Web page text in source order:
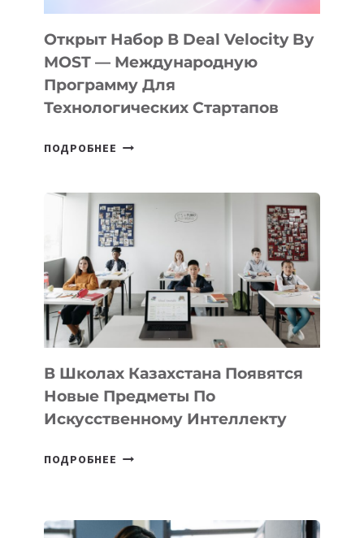
ПОДРОСТКАМ
БИЛЕТ
В
ПРЕДПРИНИМАТЕЛЬСТВО
Открыт Набор В Deal Velocity By
MOST — Международную
Программу Для
Технологических Стартапов
ПОДРОБНЕЕ ОТКРЫТ
DEAL
VELOCITY
BY
MOST
—
МЕЖДУНАРОДНУЮ
ПРОГРАММУ
ДЛЯ
ТЕХНОЛОГИЧЕСКИХ
В Школах Казахстана Появятся
Новые Предметы По
Искусственному Интеллекту
ПОДРОБНЕЕ